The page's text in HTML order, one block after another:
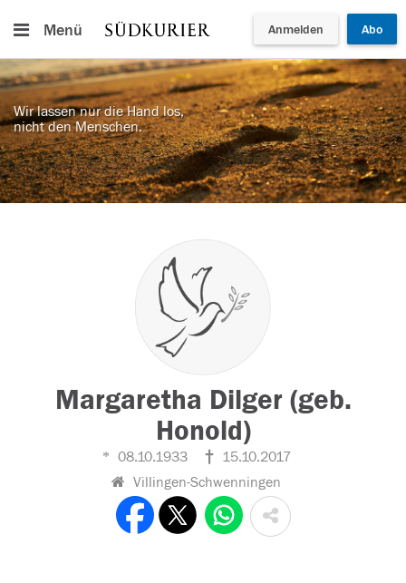
Menü Anmelden Abo
Wir lassen nur die Hand los,
nicht den Menschen.
Margaretha Dilger (geb.
Honold)
08.10.1933
15.10.2017
Villingen-Schwenningen